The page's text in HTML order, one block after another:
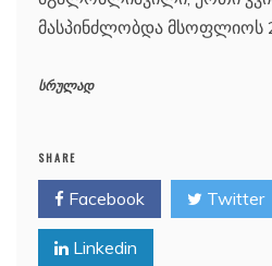
მასპინძლობდა მსოფლიოს
სრულად
SHARE
Facebook Twitter
Linkedin